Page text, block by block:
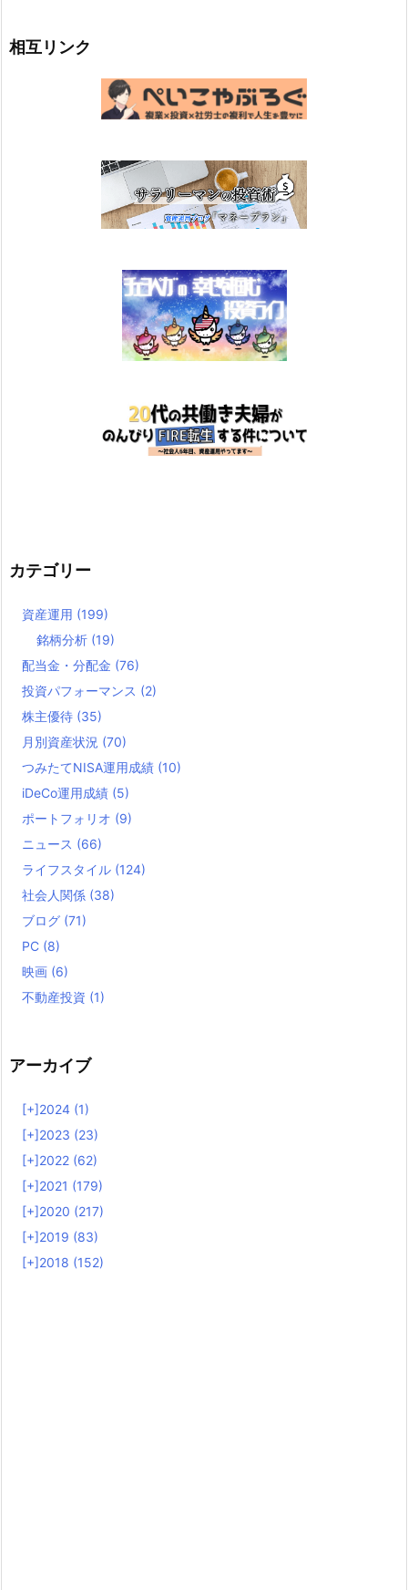
相互リンク
カテゴリー
資産運用 (199)
銘柄分析 (19)
配当金・分配金 (76)
投資パフォーマンス (2)
株主優待 (35)
月別資産状況 (70)
つみたてNISA運用成績 (10)
iDeCo運用成績 (5)
ポートフォリオ (9)
ニュース (66)
ライフスタイル (124)
社会人関係 (38)
ブログ (71)
PC (8)
映画 (6)
不動産投資 (1)
アーカイブ
[+]2024 (1)
[+]2023 (23)
[+]2022 (62)
[+]2021 (179)
[+]2020 (217)
[+]2019 (83)
[+]2018 (152)